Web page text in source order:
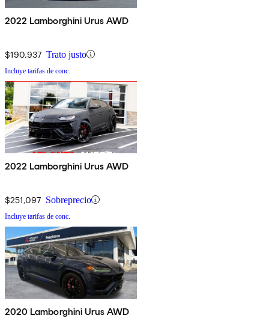
2022 Lamborghini Urus AWD
$190,937 Trato justo
Incluye tarifas de conc.
2022 Lamborghini Urus AWD
$251,097 Sobreprecio
Incluye tarifas de conc.
2020 Lamborghini Urus AWD